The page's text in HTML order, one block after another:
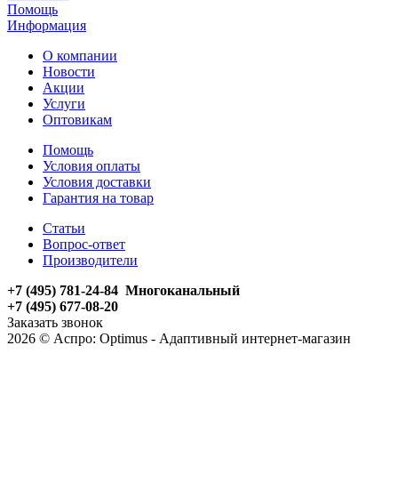
Помощь
Информация
О компании
Новости
Акции
Услуги
Оптовикам
Помощь
Условия оплаты
Условия доставки
Гарантия на товар
Статьи
Вопрос-ответ
Производители
+7 (495) 781-24-84 Многоканальный
+7 (495) 677-08-20
Заказать звонок
2026 © Аспро: Optimus - Адаптивный интернет-магазин